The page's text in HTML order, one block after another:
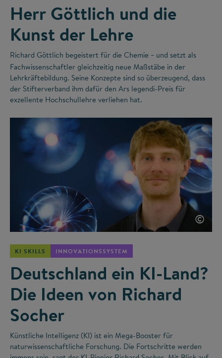
Herr Göttlich und die
Kunst der Lehre
Richard Göttlich begeistert für die Chemie – und setzt als
Fachwissenschaftler gleichzeitig neue Maßstäbe in der
Lehrkräftebildung. Seine Konzepte sind so überzeugend, dass
der Stifterverband ihm dafür den Ars legendi-Preis für
exzellente Hochschullehre verliehen hat.
©
KI SKILLS INNOVATIONSSYSTEM
Deutschland ein KI-Land?
Die Ideen von Richard
Socher
Künstliche Intelligenz (KI) ist ein Mega-Booster für
naturwissenschaftliche Forschung. Die Fortschritte werden